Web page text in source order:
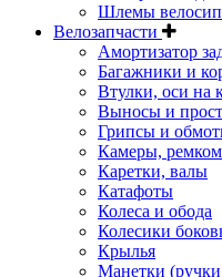
Шлемы
Велозапчасти
Амортизатор
Багажники и
Втулки, оси на
Выносы и
Грипсы и
Камеры,
Каретки, валы
Катафоты
Колеса и обода
Колесики
Крылья
Манетки